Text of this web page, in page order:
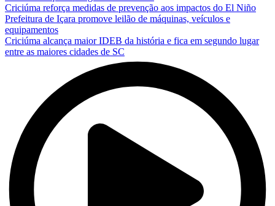
Criciúma reforça medidas de prevenção aos impactos do El Niño
Prefeitura de Içara promove leilão de máquinas, veículos e
equipamentos
Criciúma alcança maior IDEB da história e fica em segundo lugar
entre as maiores cidades de SC